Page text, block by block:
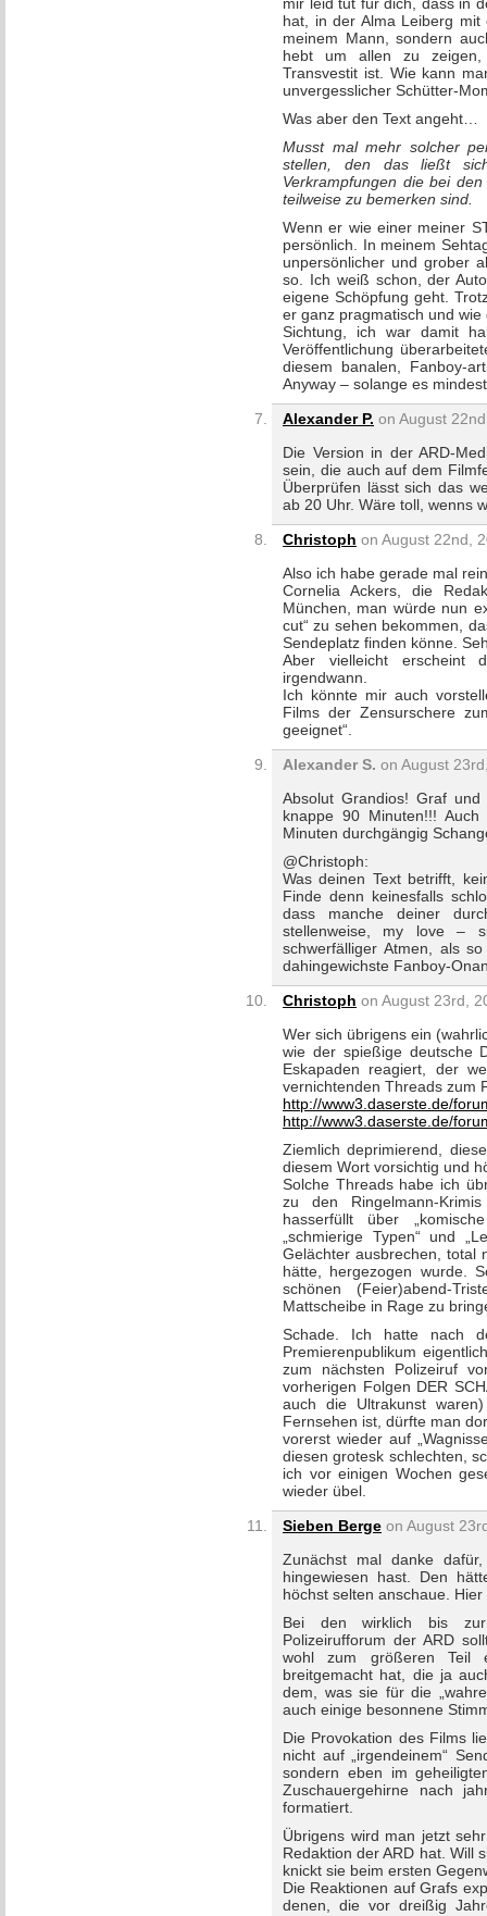
hat, in der Alma Leiberg mit
meinem Mann, sondern
hebt um allen zu
Transvestit ist. Wie kann
unvergesslicher Schütter-
Was aber den Text angeht…
Musst mal mehr solcher
stellen, den das ließt
Verkrampfungen die bei den
teilweise zu bemerken sind.
Wenn er wie einer meiner
persönlich. In meinem
unpersönlicher und grober
so. Ich weiß schon, der
eigene Schöpfung geht.
er ganz pragmatisch und
Sichtung, ich war damit
Veröffentlichung
diesem banalen, Fanboy-
Anyway – solange es
Alexander P. on August
Die Version in der ARD-
sein, die auch auf dem
Überprüfen lässt sich das
ab 20 Uhr. Wäre toll, wenns
Christoph on August 22nd,
Also ich habe gerade mal
Cornelia Ackers, die
München, man würde nun
cut“ zu sehen bekommen,
Sendeplatz finden könne.
Aber vielleicht erscheint
irgendwann.
Ich könnte mir auch
Films der Zensurschere
geeignet“.
Alexander S. on August
Absolut Grandios! Graf
knappe 90 Minuten!!!
Minuten durchgängig
@Christoph:
Was deinen Text betrifft,
Finde denn keinesfalls
dass manche deiner
stellenweise, my love –
schwerfälliger Atmen, als
dahingewichste Fanboy-
Christoph on August 23rd,
Wer sich übrigens ein
wie der spießige deutsche
Eskapaden reagiert, der
vernichtenden Threads zum
http://www3.daserste.de/
http://www3.daserste.de/
Ziemlich deprimierend,
diesem Wort vorsichtig und
Solche Threads habe ich
zu den Ringelmann-
hasserfüllt über
„schmierige Typen“ und
Gelächter ausbrechen, total
hätte, hergezogen wurde.
schönen (Feier)abend-
Mattscheibe in Rage zu
Schade. Ich hatte nach
Premierenpublikum
zum nächsten Polizeiruf
vorherigen Folgen DER
auch die Ultrakunst
Fernsehen ist, dürfte man
vorerst wieder auf
diesen grotesk schlechten,
ich vor einigen Wochen
wieder übel.
Sieben Berge on August
Zunächst mal danke
hingewiesen hast. Den
höchst selten anschaue.
Bei den wirklich bis zur
Polizeirufforum der ARD
wohl zum größeren Teil
breitgemacht hat, die ja
dem, was sie für die
auch einige besonnene
Die Provokation des Films
nicht auf „irgendeinem“
sondern eben im
Zuschauergehirne nach
formatiert.
Übrigens wird man jetzt
Redaktion der ARD hat. Will
knickt sie beim ersten
Die Reaktionen auf Grafs
denen, die vor dreißig